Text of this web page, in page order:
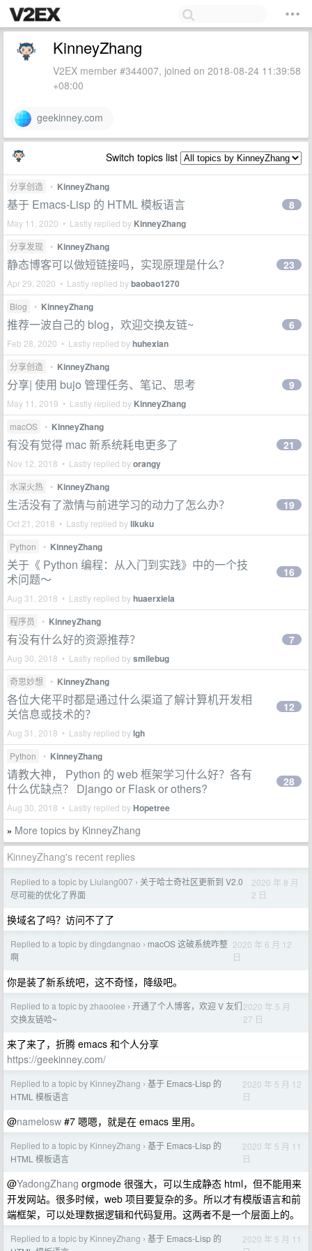
KinneyZhang
V2EX member #344007, joined on 2018-08-24 11:39:58
+08:00
geekinney.com
Switch topics list
分享创造 • KinneyZhang
基于 Emacs-Lisp 的 HTML 模板语言
May 11, 2020 • Lastly replied by KinneyZhang
8
分享发现 • KinneyZhang
静态博客可以做短链接吗，实现原理是什么？
Apr 29, 2020 • Lastly replied bybaobao1270
23
Blog • KinneyZhang
推荐一波自己的 blog，欢迎交换友链~
Feb 28, 2020 • Lastly replied byhuhexian
6
分享创造 • KinneyZhang
分享| 使用 bujo 管理任务、笔记、思考
May 11, 2019 • Lastly replied by KinneyZhang
9
macOS • KinneyZhang
有没有觉得 mac 新系统耗电更多了
Nov 12, 2018 • Lastly replied byorangy
21
水深火热 • KinneyZhang
生活没有了激情与前进学习的动力了怎么办？
Oct 21, 2018 • Lastly replied bylikuku
19
Python • KinneyZhang
关于《 Python 编程：从入门到实践》中的一个技
术问题～
Aug 31, 2018 • Lastly replied byhuaerxiela
16
程序员 • KinneyZhang
有没有什么好的资源推荐？
Aug 30, 2018 • Lastly replied bysmilebug
7
奇思妙想 • KinneyZhang
各位大佬平时都是通过什么渠道了解计算机开发相
关信息或技术的？
Aug 31, 2018 • Lastly replied bylgh
12
Python • KinneyZhang
请教大神， Python 的 web 框架学习什么好？各有
什么优缺点？ Django or Flask or others?
Aug 30, 2018 • Lastly replied byHopetree
28
» More topics by KinneyZhang
KinneyZhang's recent replies
Replied to a topic by Liulang007 › 关于哈士奇社区更新到 V2.0
尽可能的优化了界面
2020 年 8 月
2 日
换域名了吗？访问不了了
Replied to a topic by dingdangnao › macOS 这破系统咋整
啊
2020 年 6 月 12
日
你是装了新系统吧，这不奇怪，降级吧。
Replied to a topic by zhaoolee › 开通了个人博客，欢迎 V 友们
交换友链哈~
2020 年 5 月
27 日
来了来了，折腾 emacs 和个人分享
https://geekinney.com/
Replied to a topic by KinneyZhang › 基于 Emacs-Lisp 的
HTML 模板语言
2020 年 5 月 12
日
@namelosw #7 嗯嗯，就是在 emacs 里用。
Replied to a topic by KinneyZhang › 基于 Emacs-Lisp 的
HTML 模板语言
2020 年 5 月 11
日
@YadongZhang orgmode 很强大，可以生成静态 html，但不能用来
开发网站。很多时候，web 项目要复杂的多。所以才有模版语言和前
端框架，可以处理数据逻辑和代码复用。这两者不是一个层面上的。
Replied to a topic by KinneyZhang › 基于 Emacs-Lisp 的
2020 年 5 月 11